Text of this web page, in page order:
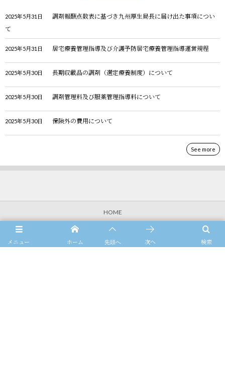
2025年5月31日
調剤報酬点数表に基づき九州厚生局長に届け出た事項につい
て
2025年5月31日 居宅療養管理指導及び介護予防居宅療養管理指導運営規程
2025年5月30日 長期収載品の調剤（選定療養制度）について
2025年5月30日 調剤管理料及び服薬管理指導料について
2025年5月30日 保険外の費用について
See more
HOME
メニュー 検索
ホーム 先頭へ 次へ